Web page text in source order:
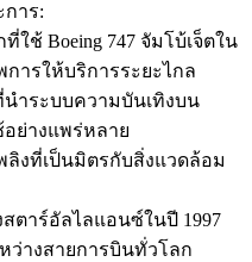
าร:
ช้ Boeing 747 จัมโบ้เจ็ตใน
การให้บริการระยะไกล
ำระบบความบันเทิงบน
ย่างแพร่หลาย
ลิงที่เป็นมิตรกับสิ่งแวดล้อม
าร์อัลไลแอนซ์ในปี 1997
ว่างสายการบินทั่วโลก